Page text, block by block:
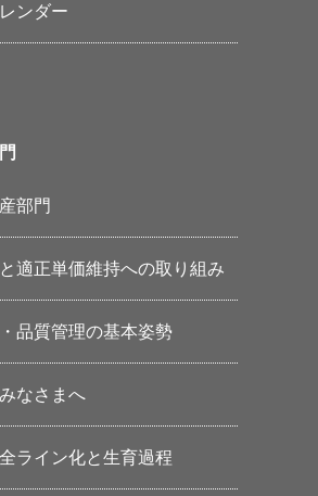
ンダー
部門
適正単価維持への取り組み
品質管理の基本姿勢
なさまへ
ライン化と生育過程